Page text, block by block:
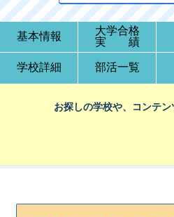
基本情報
大学合格
実 績
学校詳細 部活一覧
お探しの学校や、コンテン